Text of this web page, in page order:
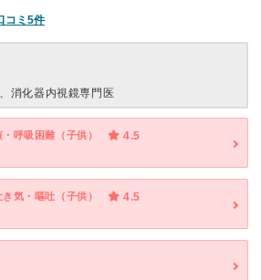
コミ5件
消化器内視鏡専門医
呼吸困難（子供） 4.5
気・嘔吐（子供） 4.5